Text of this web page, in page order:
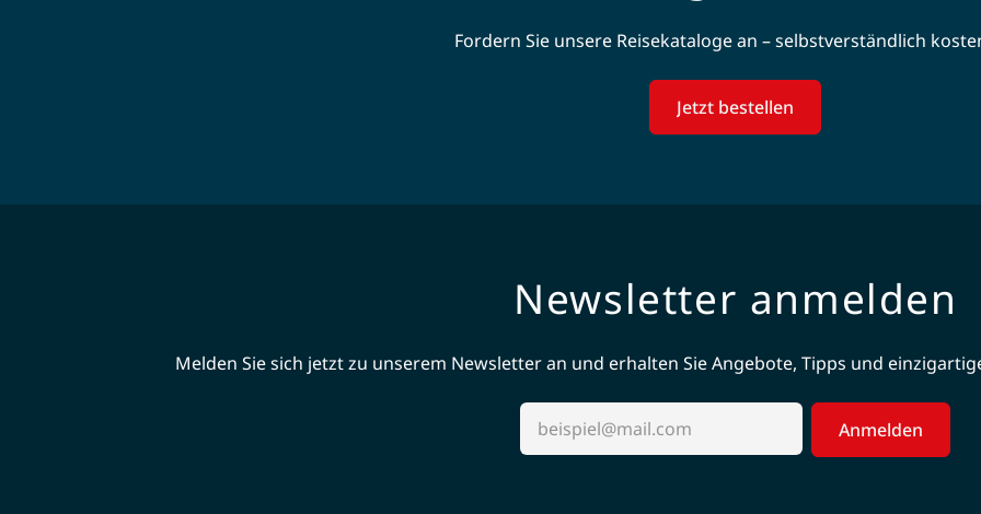
Fordern Sie unsere Reisekataloge an – selbstverständlich
Jetzt bestellen
Newsletter anmelden
Melden Sie sich jetzt zu unserem Newsletter an und erhalten Sie Angebote, Tipps und
Anmelden